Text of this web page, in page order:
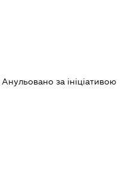
Анульовано за iнiцiативою